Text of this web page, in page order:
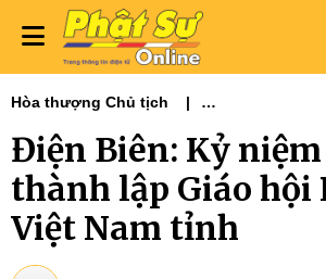
Hòa thượng Chủ tịch
Phật sự TƯGH
Nổi bật Tiêu điểm
Điện Biên: Kỷ niệm
thành lập Giáo hội
Việt Nam tỉnh